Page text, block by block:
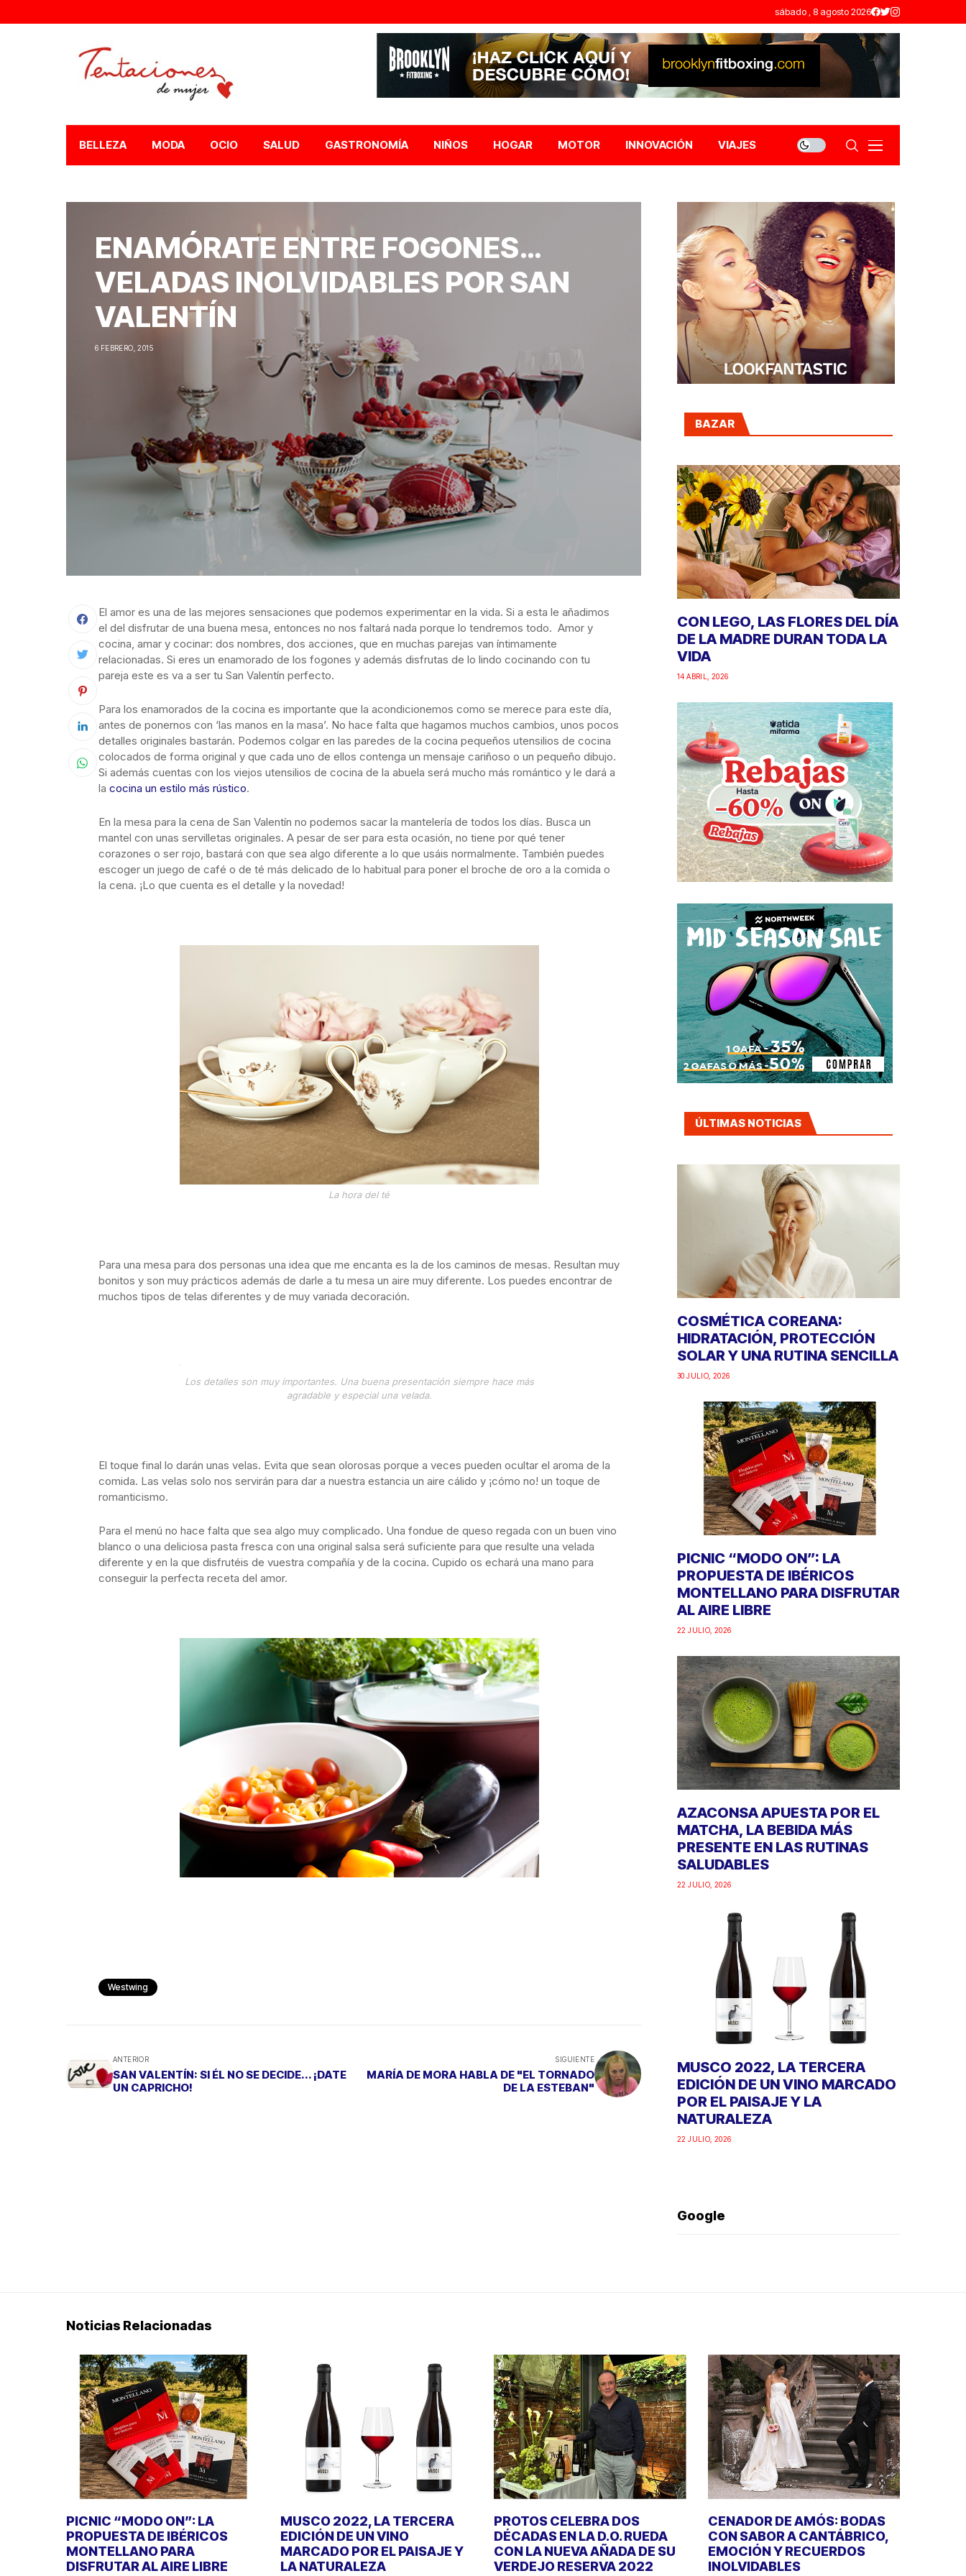
sábado , 8 agosto 2026
BELLEZA MODA OCIO SALUD GASTRONOMÍA NIÑOS HOGAR MOTOR INNOVACIÓN VIAJES
ENAMÓRATE ENTRE FOGONES…
VELADAS INOLVIDABLES POR SAN
VALENTÍN
6 FEBRERO, 2015
El amor es una de las mejores sensaciones que podemos experimentar en la vida. Si a esta le añadimos
el del disfrutar de una buena mesa, entonces no nos faltará nada porque lo tendremos todo. Amor y
cocina, amar y cocinar: dos nombres, dos acciones, que en muchas parejas van íntimamente
relacionadas. Si eres un enamorado de los fogones y además disfrutas de lo lindo cocinando con tu
pareja este es va a ser tu San Valentín perfecto.
Para los enamorados de la cocina es importante que la acondicionemos como se merece para este día,
antes de ponernos con ‘las manos en la masa’. No hace falta que hagamos muchos cambios, unos pocos
detalles originales bastarán. Podemos colgar en las paredes de la cocina pequeños utensilios de cocina
colocados de forma original y que cada uno de ellos contenga un mensaje cariñoso o un pequeño dibujo.
Si además cuentas con los viejos utensilios de cocina de la abuela será mucho más romántico y le dará a
la cocina un estilo más rústico.
En la mesa para la cena de San Valentín no podemos sacar la mantelería de todos los días. Busca un
mantel con unas servilletas originales. A pesar de ser para esta ocasión, no tiene por qué tener
corazones o ser rojo, bastará con que sea algo diferente a lo que usáis normalmente. También puedes
escoger un juego de café o de té más delicado de lo habitual para poner el broche de oro a la comida o
la cena. ¡Lo que cuenta es el detalle y la novedad!
La hora del té
Para una mesa para dos personas una idea que me encanta es la de los caminos de mesas. Resultan muy
bonitos y son muy prácticos además de darle a tu mesa un aire muy diferente. Los puedes encontrar de
muchos tipos de telas diferentes y de muy variada decoración.
Los detalles son muy importantes. Una buena presentación siempre hace más
agradable y especial una velada.
El toque final lo darán unas velas. Evita que sean olorosas porque a veces pueden ocultar el aroma de la
comida. Las velas solo nos servirán para dar a nuestra estancia un aire cálido y ¡cómo no! un toque de
romanticismo.
Para el menú no hace falta que sea algo muy complicado. Una fondue de queso regada con un buen vino
blanco o una deliciosa pasta fresca con una original salsa será suficiente para que resulte una velada
diferente y en la que disfrutéis de vuestra compañía y de la cocina. Cupido os echará una mano para
conseguir la perfecta receta del amor.
Westwing
ANTERIOR
SAN VALENTÍN: SI ÉL NO SE DECIDE... ¡DATE
UN CAPRICHO!
SIGUIENTE
MARÍA DE MORA HABLA DE "EL TORNADO
DE LA ESTEBAN"
BAZAR
CON LEGO, LAS FLORES DEL DÍA
DE LA MADRE DURAN TODA LA
VIDA
14 ABRIL, 2026
ÚLTIMAS NOTICIAS
COSMÉTICA COREANA:
HIDRATACIÓN, PROTECCIÓN
SOLAR Y UNA RUTINA SENCILLA
30 JULIO, 2026
PICNIC “MODO ON”: LA
PROPUESTA DE IBÉRICOS
MONTELLANO PARA DISFRUTAR
AL AIRE LIBRE
22 JULIO, 2026
AZACONSA APUESTA POR EL
MATCHA, LA BEBIDA MÁS
PRESENTE EN LAS RUTINAS
SALUDABLES
22 JULIO, 2026
MUSCO 2022, LA TERCERA
EDICIÓN DE UN VINO MARCADO
POR EL PAISAJE Y LA
NATURALEZA
22 JULIO, 2026
Google
Noticias Relacionadas
PICNIC “MODO ON”: LA
PROPUESTA DE IBÉRICOS
MONTELLANO PARA
DISFRUTAR AL AIRE LIBRE
MUSCO 2022, LA TERCERA
EDICIÓN DE UN VINO
MARCADO POR EL PAISAJE Y
LA NATURALEZA
PROTOS CELEBRA DOS
DÉCADAS EN LA D.O. RUEDA
CON LA NUEVA AÑADA DE SU
VERDEJO RESERVA 2022
CENADOR DE AMÓS: BODAS
CON SABOR A CANTÁBRICO,
EMOCIÓN Y RECUERDOS
INOLVIDABLES